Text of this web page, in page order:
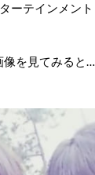
ーテインメント
像を見てみると…